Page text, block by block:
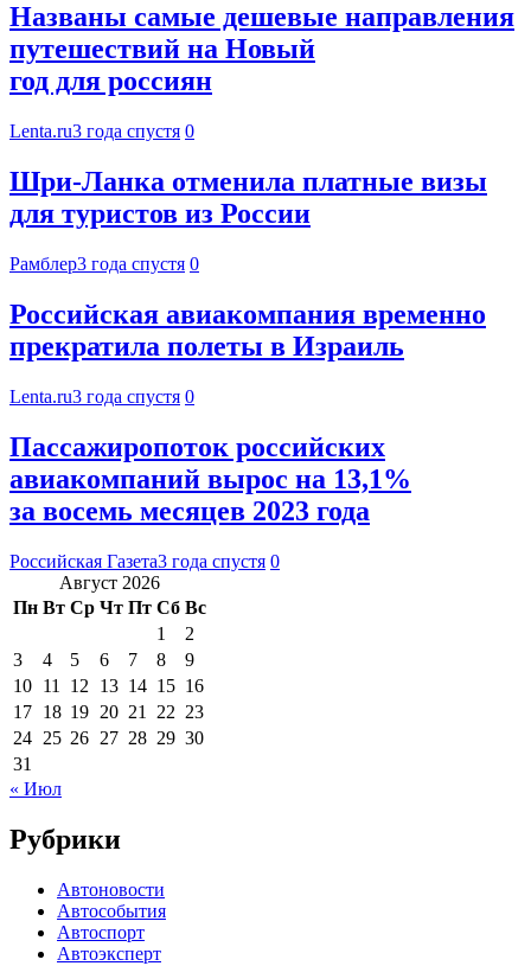
Названы самые дешевые направления
путешествий на Новый
год для россиян
Lenta.ru3 года спустя 0
Шри-Ланка отменила платные визы
для туристов из России
Рамблер3 года спустя 0
Российская авиакомпания временно
прекратила полеты в Израиль
Lenta.ru3 года спустя 0
Пассажиропоток российских
авиакомпаний вырос на 13,1%
за восемь месяцев 2023 года
Российская Газета3 года спустя 0
Август 2026
Пн Вт Ср Чт Пт Сб Вс
1
2
3
4 5 6 7 8
9
10 11 12 13 14 15 16
17 18 19 20 21 22 23
24 25 26 27 28 29 30
31
« Июл
Рубрики
Автоновости
Автособытия
Автоспорт
Автоэксперт